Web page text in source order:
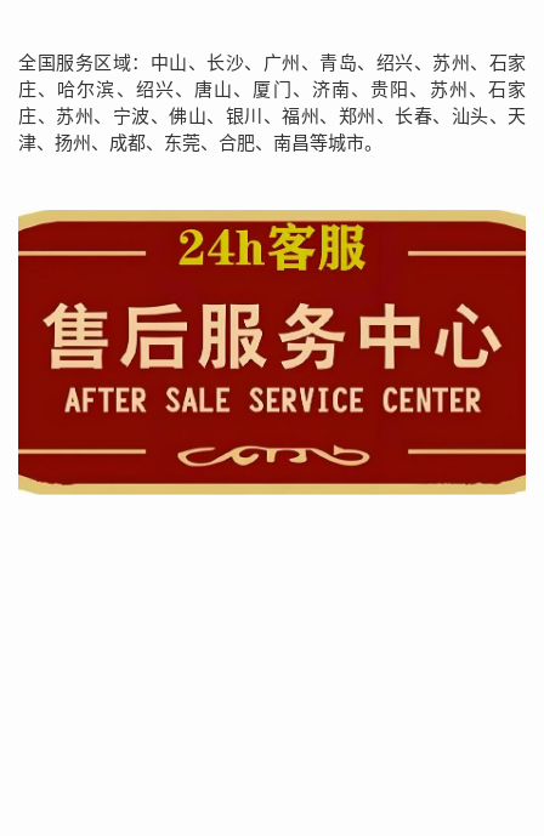
全国服务区域：中山、长沙、广州、青岛、绍兴、苏州、石家
庄、哈尔滨、绍兴、唐山、厦门、济南、贵阳、苏州、石家
庄、苏州、宁波、佛山、银川、福州、郑州、长春、汕头、天
津、扬州、成都、东莞、合肥、南昌等城市。